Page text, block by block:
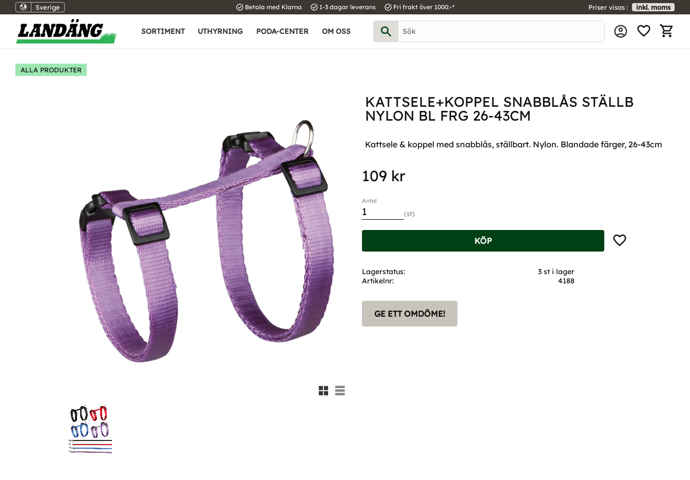
Sverige task_alt Betala med Klarna task_alt 1-3 dagar leverans task_alt Fri frakt över 1000:-* Priser visas inkl. moms
SORTIMENT UTHYRNING PODA-CENTER OM OSS
ALLA PRODUKTER
KATTSELE+KOPPEL SNABBLÅS STÄLLB
NYLON BL FRG 26-43CM
Kattsele & koppel med snabblås, ställbart. Nylon. Blandade färger, 26-43cm
Rutnätsvy
Listvy
109 kr
Antal
st
KÖP Lägg till i favoriter
Lagerstatus
3 st i lager
Artikelnr
4188
GE ETT OMDÖME!